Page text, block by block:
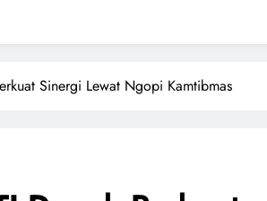
Sinergi Lewat Ngopi Kamtibmas